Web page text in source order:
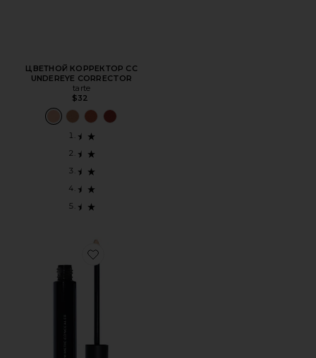
ЦВЕТНОЙ КОРРЕКТОР CC
UNDEREYE CORRECTOR
tarte
$32
Favorite КОНСИЛЕР SKIN MIMETIC CONCEALER